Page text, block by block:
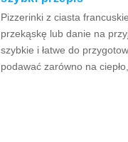
Pizzerinki z ciasta
przekąskę lub danie na
szybkie i łatwe do
podawać zarówno na